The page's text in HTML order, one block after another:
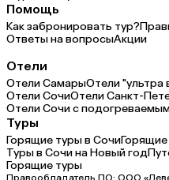
Помощь
Как забронировать тур?
Ответы на вопросыАкции
Отели
Отели СамарыОтели "ультра
Отели СочиОтели Санкт-
Отели Сочи с
Туры
Горящие туры в Сочи
Туры в Сочи на Новый год
Горящие туры
Правообладатель ПО: ООО